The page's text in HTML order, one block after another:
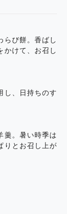
らび餅。香ばし
かけて、お召し
し、日持ちのす
羹。暑い時季は
りとお召し上が